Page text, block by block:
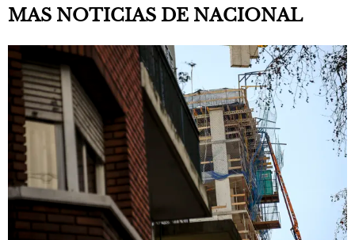
MAS NOTICIAS DE NACIONAL